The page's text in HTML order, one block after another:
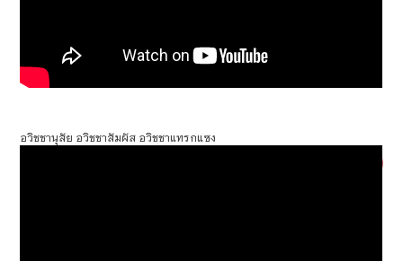
อวิชชานุสัย อวิชชาสัมผัส อวิชชาแทรกแซง